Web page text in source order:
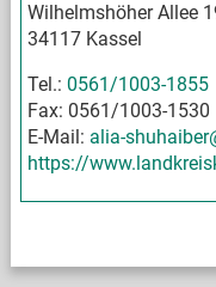
Wilhelmshöher Allee
34117 Kassel
Tel.: 0561/1003-1855
Fax: 0561/1003-1530
E-Mail: alia-
https://